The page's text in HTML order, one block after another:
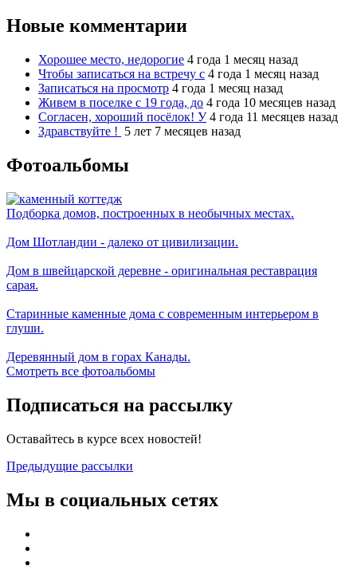
Новые комментарии
Хорошее место, недорогие 4 года 1 месяц назад
Чтобы записаться на встречу с 4 года 1 месяц назад
Записаться на просмотр 4 года 1 месяц назад
Живем в поселке с 19 года, до 4 года 10 месяцев назад
Согласен, хороший посёлок! У 4 года 11 месяцев назад
Здравствуйте ! 5 лет 7 месяцев назад
Фотоальбомы
Подборка домов, построенных в необычных местах.
Дом Шотландии - далеко от цивилизации.
Дом в швейцарской деревне - оригинальная реставрация
сарая.
Старинные каменные дома с современным интерьером в
глуши.
Деревянный дом в горах Канады.
Смотреть все фотоальбомы
Подписаться на рассылку
Оставайтесь в курсе всех новостей!
Предыдущие рассылки
Мы в социальных сетях